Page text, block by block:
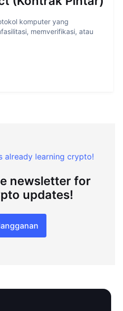
komputer yang
memverifikasi, atau
already learning crypto!
newsletter for
updates!